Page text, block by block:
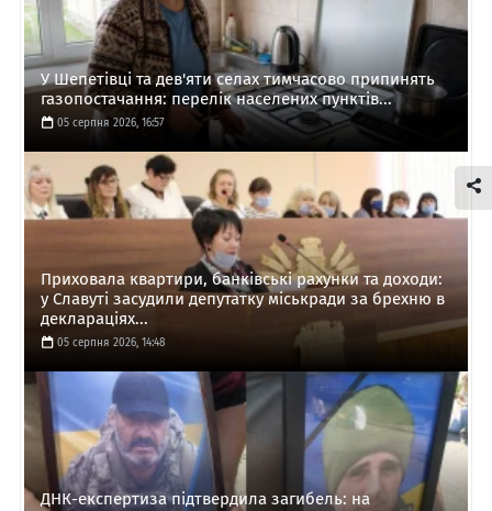
У Шепетівці та дев'яти селах тимчасово припинять
газопостачання: перелік населених пунктів...
05 серпня 2026, 16:57
Приховала квартири, банківські рахунки та доходи:
у Славуті засудили депутатку міськради за брехню в
деклараціях...
05 серпня 2026, 14:48
ДНК-експертиза підтвердила загибель: на